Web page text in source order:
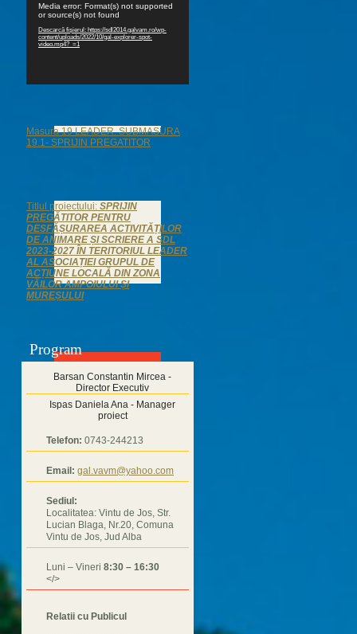
videoMedia error: Format(s) not supported
or source(s) not found
Descarcă fișierul: https://sdl2014.galvam.ro/wp-
content/uploads/2022/10/gal-explorer-spot-
video.mp4?_=1
Masura 19 LEADER. SUBMASURA
19.1- SPRIJIN PREGATITOR
Titlul proiectului: SPRIJIN
PREGĂTITOR PENTRU
DESFĂȘURAREA ACTIVITĂȚILOR
DE ANIMARE ȘI SCRIERE A SDL
2023-2027 ÎN TERITORIUL LEADER
AL ASOCIAȚIEI GRUPUL DE
ACȚIUNE LOCALĂ DIN ZONA
VĂILOR AMPOIULUI ȘI
MUREȘULUI
Program
Barsan Constantin Mircea -
Director Executiv
Ispas Daniela Ana - Manager
proiect
Telefon: 0743-244213
Email: gal.vavm@yahoo.com
Sediul:
Localitatea: Vintu de Jos, Str.
Lucian Blaga, Nr.20, Comuna
Vintu de Jos, Jud Alba
Luni – Vineri 8:30 – 16:30
</>
Relatii cu Publicul